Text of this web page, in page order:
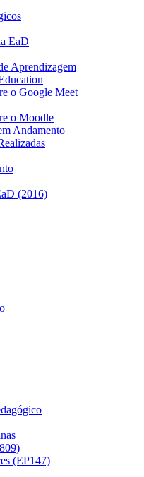
EaD
Aprendizagem
o Google Meet
o Moodle
Andamento
(2016)
(EP147)